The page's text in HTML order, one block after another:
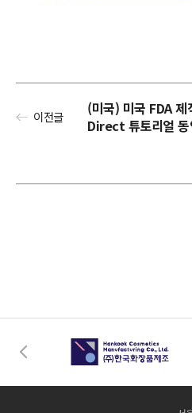
이전글
(미국) 미국 FDA
Direct 튜토리얼 동